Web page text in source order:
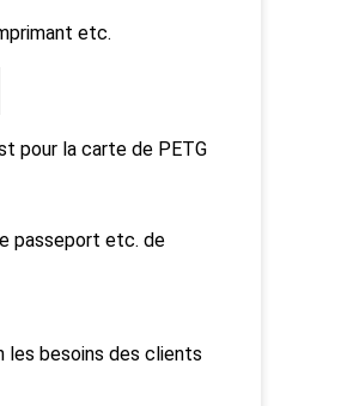
etc.
pour la carte de PETG
passeport etc. de
les besoins des clients